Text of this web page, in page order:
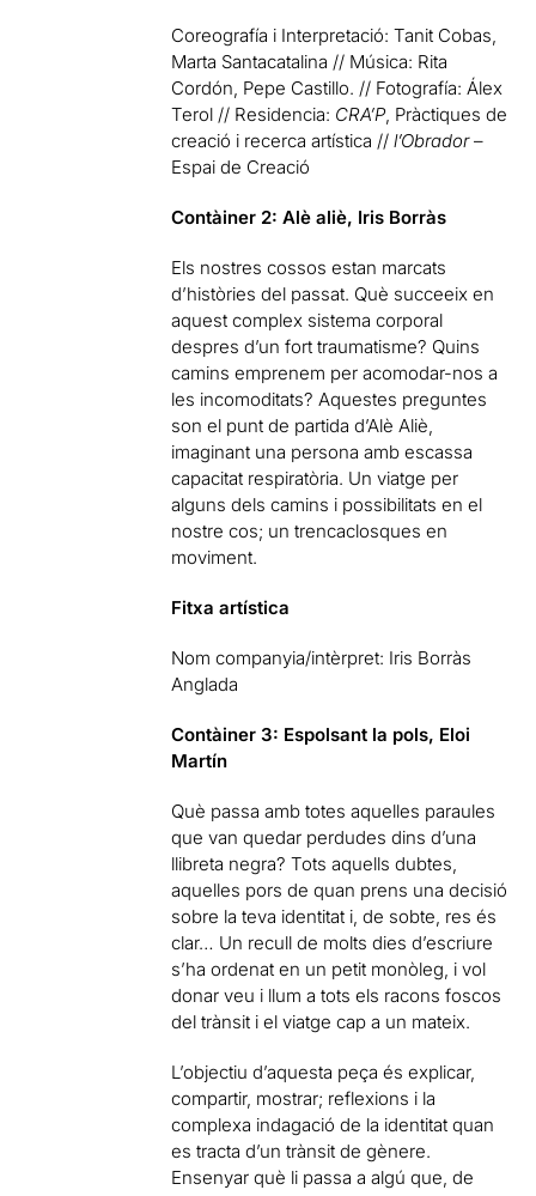
Coreografía i Interpretació: Tanit Cobas,
Marta Santacatalina // Música: Rita
Cordón, Pepe Castillo. // Fotografía: Álex
Terol // Residencia: CRA’P, Pràctiques de
creació i recerca artística //l’Obrador–
Espai de Creació
Contàiner 2: Alè aliè, Iris Borràs
Els nostres cossos estan marcats
d’històries del passat. Què succeeix en
aquest complex sistema corporal
despres d’un fort traumatisme? Quins
camins emprenem per acomodar-nos a
les incomoditats? Aquestes preguntes
son el punt de partida d’Alè Aliè,
imaginant una persona amb escassa
capacitat respiratòria. Un viatge per
alguns dels camins i possibilitats en el
nostre cos; un trencaclosques en
moviment.
Fitxa artística
Nom companyia/intèrpret: Iris Borràs
Anglada
Contàiner 3: Espolsant la pols, Eloi
Martín
Què passa amb totes aquelles paraules
que van quedar perdudes dins d’una
llibreta negra? Tots aquells dubtes,
aquelles pors de quan prens una decisió
sobre la teva identitat i, de sobte, res és
clar… Un recull de molts dies d’escriure
s’ha ordenat en un petit monòleg, i vol
donar veu i llum a tots els racons foscos
del trànsit i el viatge cap a un mateix.
L’objectiu d’aquesta peça és explicar,
compartir, mostrar; reflexions i la
complexa indagació de la identitat quan
es tracta d’un trànsit de gènere.
Ensenyar què li passa a algú que, de